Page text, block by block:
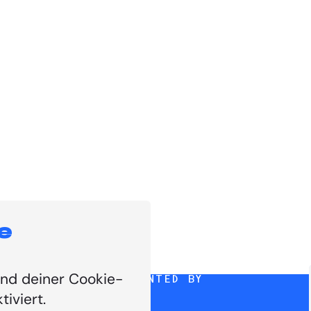
deiner Cookie-PRESENTED BY